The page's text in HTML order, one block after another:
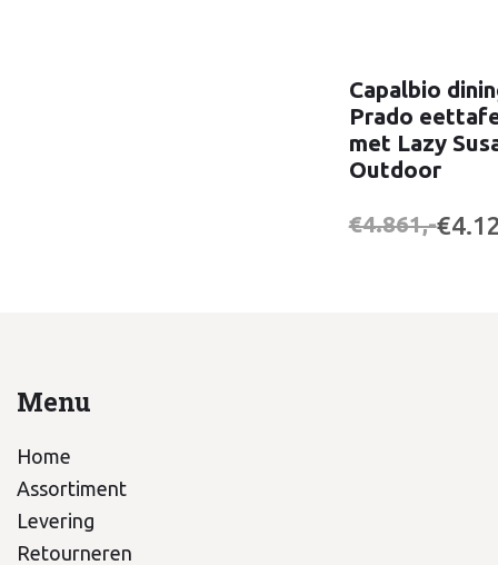
Capalbio
Prado
met Lazy
Outdoor
€4.861,-
Menu
Home
Assortiment
Levering
Retourneren